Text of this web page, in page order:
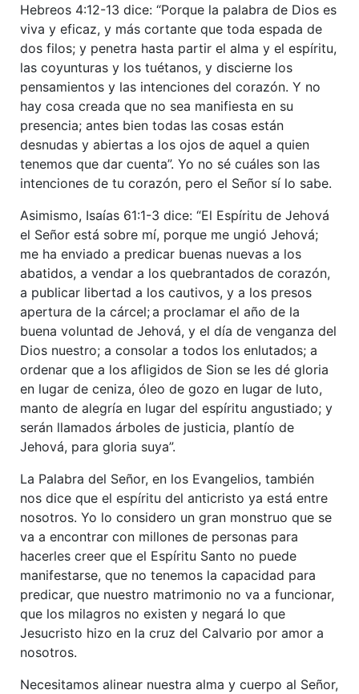
Hebreos 4:12-13 dice: “Porque la palabra de Dios es
viva y eficaz, y más cortante que toda espada de
dos filos; y penetra hasta partir el alma y el espíritu,
las coyunturas y los tuétanos, y discierne los
pensamientos y las intenciones del corazón. Y no
hay cosa creada que no sea manifiesta en su
presencia; antes bien todas las cosas están
desnudas y abiertas a los ojos de aquel a quien
tenemos que dar cuenta”. Yo no sé cuáles son las
intenciones de tu corazón, pero el Señor sí lo sabe.
Asimismo, Isaías 61:1-3 dice: “El Espíritu de Jehová
el Señor está sobre mí, porque me ungió Jehová;
me ha enviado a predicar buenas nuevas a los
abatidos, a vendar a los quebrantados de corazón,
a publicar libertad a los cautivos, y a los presos
apertura de la cárcel;a proclamar el año de la
buena voluntad de Jehová, y el día de venganza del
Dios nuestro; a consolar a todos los enlutados; a
ordenar que a los afligidos de Sion se les dé gloria
en lugar de ceniza, óleo de gozo en lugar de luto,
manto de alegría en lugar del espíritu angustiado; y
serán llamados árboles de justicia, plantío de
Jehová, para gloria suya”.
La Palabra del Señor, en los Evangelios, también
nos dice que el espíritu del anticristo ya está entre
nosotros. Yo lo considero un gran monstruo que se
va a encontrar con millones de personas para
hacerles creer que el Espíritu Santo no puede
manifestarse, que no tenemos la capacidad para
predicar, que nuestro matrimonio no va a funcionar,
que los milagros no existen y negará lo que
Jesucristo hizo en la cruz del Calvario por amor a
nosotros.
Necesitamos alinear nuestra alma y cuerpo al Señor,